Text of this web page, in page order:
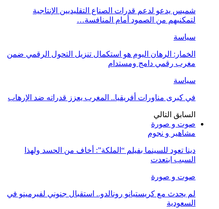
شميس يدعو لدعم قدرات الصناع التقليديين الإنتاجية
لتمكنيهم من الصمود أمام المنافسة…
سياسة
الخمار: الرهان اليوم هو استكمال تنزيل التحول الرقمي ضمن
مغرب رقمي دامج ومستدام
سياسة
في كبرى مناورات أفريقيا.. المغرب يعزز قدراته ضد الإرهاب
السابق التالي
صوت و صورة
مشاهير و نجوم
دينا تعود للسينما بفيلم “الملكة”: أخاف من الحسد ولهذا
السبب ابتعدت
صوت و صورة
لم يحدث مع كريستيانو رونالدو.. استقبال جنوني لفيرمينو في
السعودية